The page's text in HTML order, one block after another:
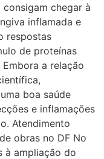
chegar à
inflamada e
respostas
de proteínas
a relação
boa saúde
e inflamações
Atendimento
obras no DF No
à ampliação do